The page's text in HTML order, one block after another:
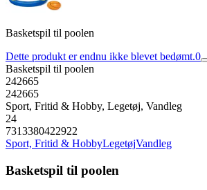
Basketspil til poolen
Dette produkt er endnu ikke blevet bedømt.0
Basketspil til poolen
242665
242665
Sport, Fritid & Hobby, Legetøj, Vandleg
24
7313380422922
Sport, Fritid & HobbyLegetøjVandleg
Basketspil til poolen